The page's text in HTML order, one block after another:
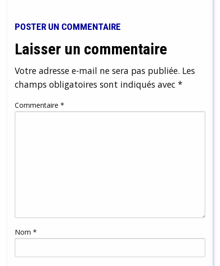
POSTER UN COMMENTAIRE
Laisser un commentaire
Votre adresse e-mail ne sera pas publiée. Les
champs obligatoires sont indiqués avec *
Commentaire *
Nom *